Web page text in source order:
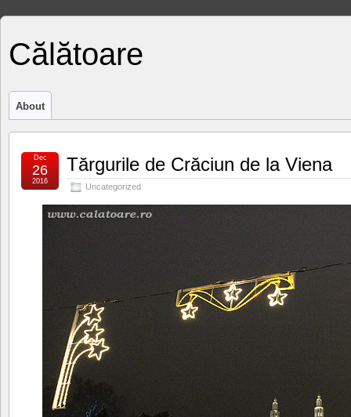
Călătoare
About
Tărgurile de Crăciun de la Viena
Uncategorized
Dec
26
2016